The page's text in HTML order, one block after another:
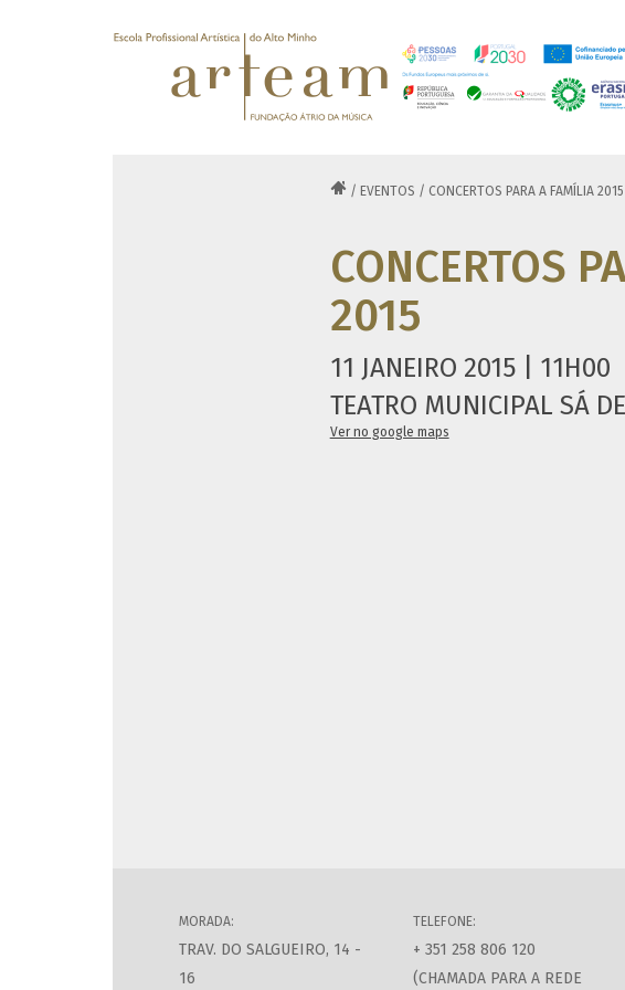
 / EVENTOS / CONCERTOS PARA A FAMÍLIA 2015
CONCERTOS
2015
11 JANEIRO 2015 | 11H00
TEATRO MUNICIPAL SÁ
Ver no google maps
MORADA:
TRAV. DO SALGUEIRO, 14 -
16
TELEFONE:
+ 351 258 806 120
(CHAMADA PARA A REDE